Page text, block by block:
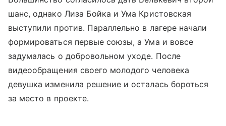
шанс, однако Лиза Бойка и Ума Кристовская
выступили против. Параллельно в лагере начали
формироваться первые союзы, а Ума и вовсе
задумалась о добровольном уходе. После
видеообращения своего молодого человека
девушка изменила решение и осталась бороться
за место в проекте.